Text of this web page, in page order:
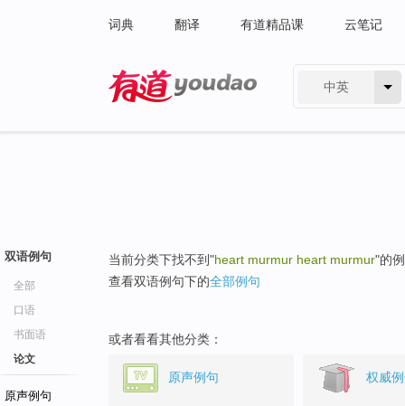
词典 翻译 有道精品课 云笔记
中英
双语例句
全部
口语
书面语
论文
原声例句
当前分类下找不到"heart murmur heart murmur"的
查看双语例句下的全部例句
或者看看其他分类：
原声例句 权威